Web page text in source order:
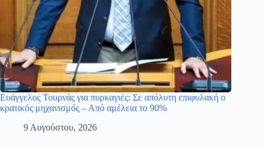
Ευάγγελος Τουρνάς για πυρκαγιές: Σε απόλυτη επιφυλακή ο
κρατικός μηχανισμός – Από αμέλεια το 90%
9 Αυγούστου, 2026